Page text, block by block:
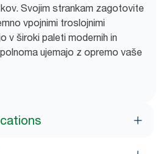
Svojim strankam zagotovite
vpojnimi troslojnimi
v široki paleti modernih in
ujemajo z opremo vaše